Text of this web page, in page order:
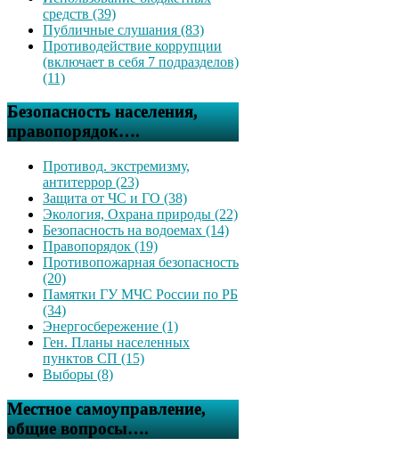
средств (39)
Публичные слушания (83)
Противодействие коррупции
(включает в себя 7 подразделов)
(11)
Безопасность населения,
правопорядок….
Противод. экстремизму,
антитеррор (23)
Защита от ЧС и ГО (38)
Экология, Охрана природы (22)
Безопасность на водоемах (14)
Правопорядок (19)
Противопожарная безопасность
(20)
Памятки ГУ МЧС России по РБ
(34)
Энергосбережение (1)
Ген. Планы населенных
пунктов СП (15)
Выборы (8)
Местное самоуправление,
общие вопросы….